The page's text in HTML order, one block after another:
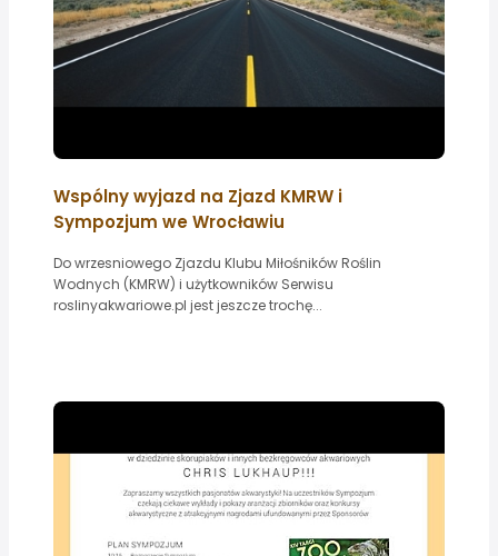
Wspólny wyjazd na Zjazd KMRW i
Sympozjum we Wrocławiu
Do wrzesniowego Zjazdu Klubu Miłośników Roślin
Wodnych (KMRW) i użytkowników Serwisu
roslinyakwariowe.pl jest jeszcze trochę...